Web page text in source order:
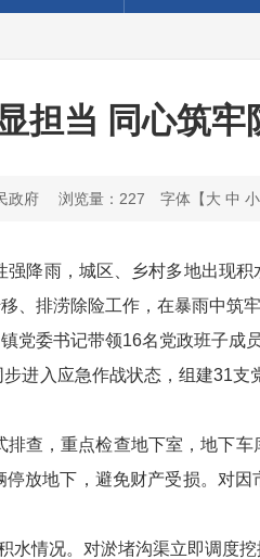
担当 同心筑牢
政府 浏览量： 227 字体【大 中 小
降雨，城区、乡村多地出现
排涝除险工作，在暴雨中筑
党委书记带领16名党政班子成
进入应急作战状态，组建31支
查，重点检查地下室，地下
放地下，避免财产受损。对
水情况。对淤堵沟渠立即调度
政务微信
政务微博
分享